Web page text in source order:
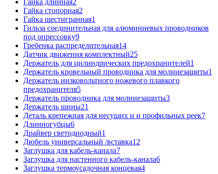
Гайка стопорная2
Гайка шестигранная1
Гильза соединительная для алюминиевых проводников
под опрессовку9
Гребенка распределительная14
Датчик движения комплектный25
Держатель для цилиндрических предохранителей1
Держатель кровельный проводника для молниезащиты1
Держатель низковольтного ножевого плавкого
предохранителя5
Держатель проводника для молниезащиты3
Держатель шины21
Деталь крепежная для несущих и и профильных реек7
Длинногубцы6
Драйвер светодиодный1
Дюбель универсальный /вставка12
Заглушка для кабель-канала7
Заглушка для настенного кабель-канала6
Заглушка термоусадочная концевая4